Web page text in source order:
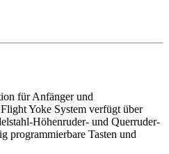
für Anfänger und
Yoke System verfügt über
Höhenruder- und Querruder-
programmierbare Tasten und